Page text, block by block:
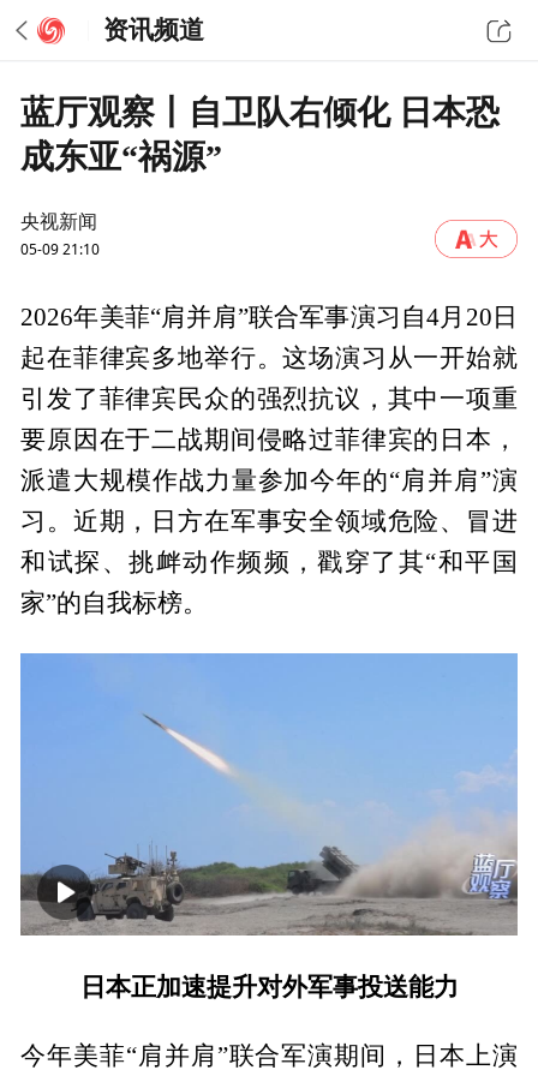
资讯频道
蓝厅观察丨自卫队右倾化 日本恐
成东亚“祸源”
央视新闻
05-09 21:10
2026年美菲“肩并肩”联合军事演习自4月20日
起在菲律宾多地举行。这场演习从一开始就
引发了菲律宾民众的强烈抗议，其中一项重
要原因在于二战期间侵略过菲律宾的日本，
派遣大规模作战力量参加今年的“肩并肩”演
习。近期，日方在军事安全领域危险、冒进
和试探、挑衅动作频频，戳穿了其“和平国
家”的自我标榜。
00:00 05:22
日本正加速提升对外军事投送能力
今年美菲“肩并肩”联合军演期间，日本上演